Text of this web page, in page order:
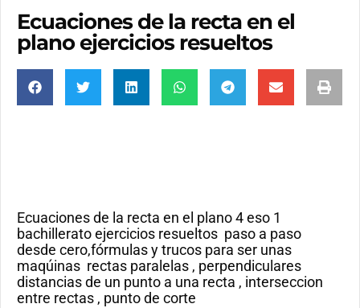
Ecuaciones de la recta en el
plano ejercicios resueltos
Ecuaciones de la recta en el plano 4 eso 1
bachillerato ejercicios resueltos paso a paso
desde cero,fórmulas y trucos para ser unas
maqúinas rectas paralelas , perpendiculares
distancias de un punto a una recta , interseccion
entre rectas , punto de corte